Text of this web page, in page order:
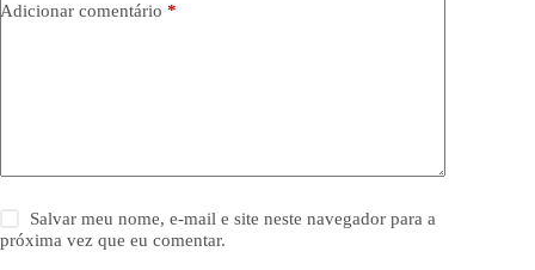
Adicionar comentário *
Salvar meu nome, e-mail e site neste navegador para a
próxima vez que eu comentar.